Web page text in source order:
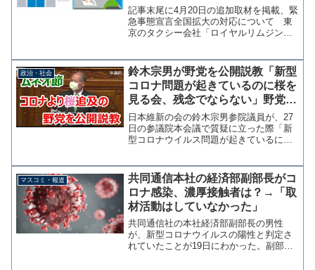
で解説しておく【KSLマガジン
vol.12】
記事末尾に4月20日の追加取材を掲載、緊
急事態宣言全国拡大の対応について 東
京のタクシー会社「ロイヤルリムジン」
斉解雇することが報じられている。解雇
について同社は「休...
政治・社会
鈴木宗男が野党を公開説教「新型
コロナ問題が起きているのに桜を
見る会、残念でならない」野党席
「キー！ギャー！」
日本維新の会の鈴木宗男参院議員が、27
日の参議院本会議で質疑に立った際「新
型コロナウイルス問題が起きているにも
と野党共同会派の姿勢を批判する場面が
あった。 野党席から...
マスコミ・報道
共同通信本社の経済部副部長がコ
ロナ感染、濃厚接触者は？→「取
材活動はしていなかった」
共同通信社の本社経済部副部長の男性
が、新型コロナウイルスの陽性と判定さ
れていたことが19日にわかった。副部長